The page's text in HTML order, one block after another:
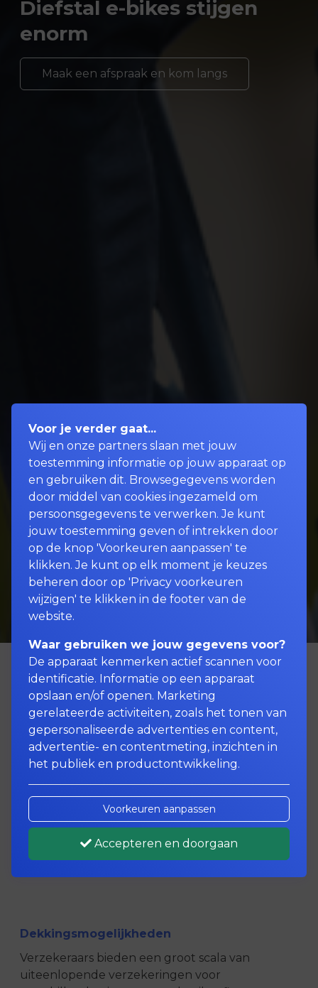
Diefstal e-bikes stijgen
enorm
Maak een afspraak en kom langs
Fietstochten voor uw
plezier of woon-
werkverkeer
Uw fiets brengt u waar u heen wilt en
wanneer u dat wilt. Vrijheid verzekerd!
Helaas is schade of diefstal van uw E-bike
niet altijd te voorkomen. In dat geval wilt
Dekkingsmogelijkheden
Verzekeraars bieden een groot scala van
uiteenlopende verzekeringen voor
Voor je verder gaat...
Wij en onze partners slaan met jouw
toestemming informatie op jouw apparaat op
en gebruiken dit. Browsegegevens worden
door middel van cookies ingezameld om
persoonsgegevens te verwerken. Je kunt
jouw toestemming geven of intrekken door
op de knop 'Voorkeuren aanpassen' te
klikken. Je kunt op elk moment je keuzes
beheren door op 'Privacy voorkeuren
wijzigen' te klikken in de footer van de
website.
Waar gebruiken we jouw gegevens voor?
De apparaat kenmerken actief scannen voor
identificatie. Informatie op een apparaat
opslaan en/of openen. Marketing
gerelateerde activiteiten, zoals het tonen van
gepersonaliseerde advertenties en content,
advertentie- en contentmeting, inzichten in
het publiek en productontwikkeling.
Voorkeuren aanpassen
Accepteren en doorgaan